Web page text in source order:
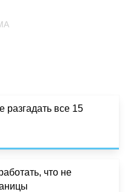
разгадать все 15
что не